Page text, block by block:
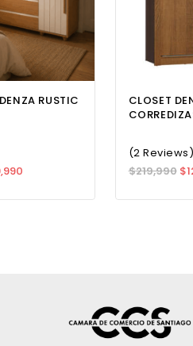
RUSTIC
CLOSET
(2 Reviews)
$219,990 $